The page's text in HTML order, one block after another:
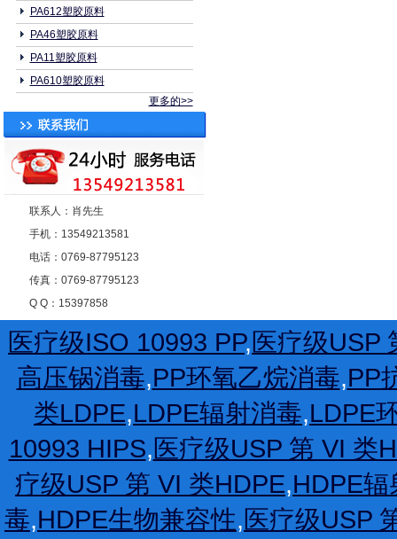
PA612塑胶原料
PA46塑胶原料
PA11塑胶原料
PA610塑胶原料
更多的>>
联系人：肖先生
手机：13549213581
电话：0769-87795123
传真：0769-87795123
Q Q：15397858
医疗级ISO 10993 PP,医疗级USP
高压锅消毒,PP环氧乙烷消毒,PP
类LDPE,LDPE辐射消毒,LDPE
10993 HIPS,医疗级USP 第 VI 类
疗级USP 第 VI 类HDPE,HDPE辐
毒,HDPE生物兼容性,医疗级USP